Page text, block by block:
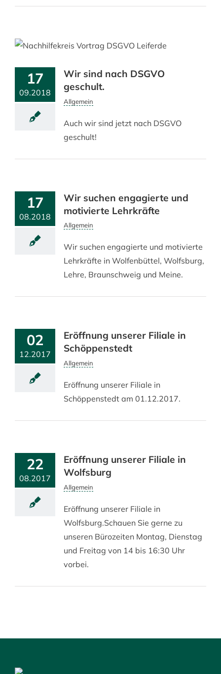
17
09.2018
Wir sind nach DSGVO
geschult.
Allgemein
Auch wir sind jetzt nach DSGVO
geschult!
17
08.2018
Wir suchen engagierte und
motivierte Lehrkräfte
Allgemein
Wir suchen engagierte und motivierte
Lehrkräfte in Wolfenbüttel, Wolfsburg,
Lehre, Braunschweig und Meine.
02
12.2017
Eröffnung unserer Filiale in
Schöppenstedt
Allgemein
Eröffnung unserer Filiale in
Schöppenstedt am 01.12.2017.
22
08.2017
Eröffnung unserer Filiale in
Wolfsburg
Allgemein
Eröffnung unserer Filiale in
Wolfsburg.Schauen Sie gerne zu
unseren Bürozeiten Montag, Dienstag
und Freitag von 14 bis 16:30 Uhr
vorbei.